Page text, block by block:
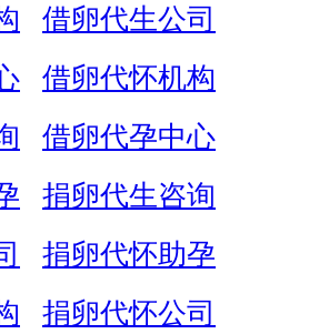
借卵代生公司
借卵代怀机构
借卵代孕中心
捐卵代生咨询
捐卵代怀助孕
捐卵代怀公司